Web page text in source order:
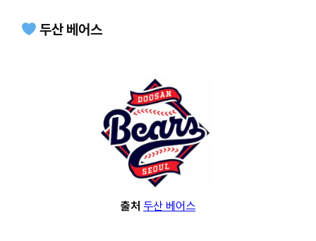
두산 베어스
출처 두산 베어스